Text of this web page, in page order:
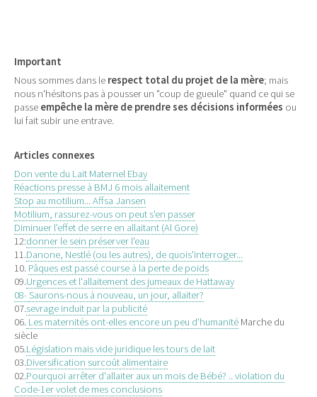
Important
Nous sommes dans le respect total du projet de la mère; mais
nous n'hésitons pas à pousser un "coup de gueule" quand ce qui se
passe empêche la mère de prendre ses décisions informées ou
lui fait subir une entrave.
Articles connexes
Don vente du Lait Maternel Ebay
Réactions presse à BMJ 6 mois allaitement
Stop au motilium... Affsa Jansen
Motilium, rassurez-vous on peut s'en passer
Diminuer l'effet de serre en allaitant (Al Gore)
12:donner le sein préserver l'eau
11.Danone, Nestlé (ou les autres), de quois'interroger...
10. Pâques est passé course à la perte de poids
09.Urgences et l'allaitement des jumeaux de Hattaway
08-Saurons-nous à nouveau, un jour, allaiter?
07.sevrage induit par la publicité
06. Les maternités ont-elles encore un peu d'humanité Marche du
siècle
05.Législation mais vide juridique les tours de lait
03.Diversification surcoût alimentaire
02.Pourquoi arrêter d'allaiter aux un mois de Bébé? .. violation du
Code-1er volet de mes conclusions